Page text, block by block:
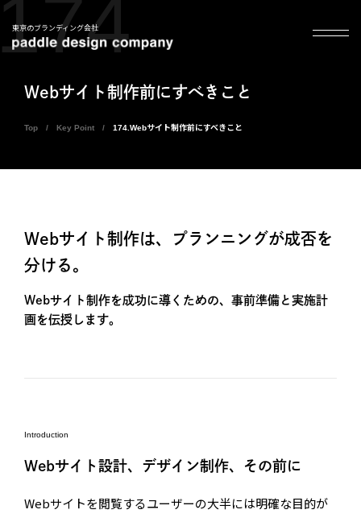
東京のブランディング会社
Webサイト制作前にすべきこと
Top Key Point 174.Webサイト制作前にすべきこと
Webサイト制作は、プランニングが成否を
分ける。
Webサイト制作を成功に導くための、事前準備と実施計
画を伝授します。
Introduction
Webサイト設計、デザイン制作、その前に
Webサイトを閲覧するユーザーの大半には明確な目的が